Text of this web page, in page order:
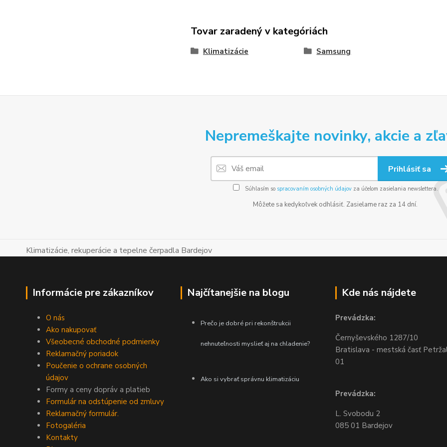
Tovar zaradený v kategóriách
Klimatizácie Samsung
Nepremeškajte novinky, akcie a
Prihlásiť sa
Súhlasím so spracovaním osobných údajovza účelom zasielania newslettera.
Môžete sa kedykoľvek odhlásiť. Zasielame raz za 14 dní.
Klimatizácie, rekuperácie a tepelne čerpadla Bardejov
Informácie pre zákazníkov
O nás
Ako nakupovať
Všeobecné obchodné podmienky
Reklamačný poriadok
Poučenie o ochrane osobných
údajov
Formy a ceny dopráv a platieb
Formulár na odstúpenie od zmluvy
Reklamačný formulár.
Fotogaléria
Kontakty
Najčítanejšie na blogu
Prečo je dobré pri rekonštrukcii
nehnuteľnosti myslieť aj na chladenie?
Ako si vybrať správnu klimatizáciu
Kde nás nájdete
Prevádzka:
Černyševského 1287/10
Bratislava - mestská časť
01
Prevádzka:
L. Svobodu 2
085 01 Bardejov